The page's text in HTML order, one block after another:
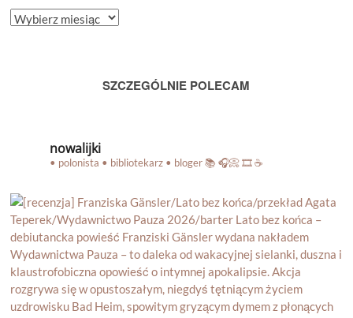
ARCHIWUM
SZCZEGÓLNIE POLECAM
nowalijki
• polonista • bibliotekarz • bloger📚 🎧📀 🎞️ ☕️